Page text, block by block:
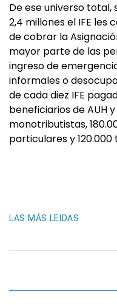
De ese universo total,
2,4 millones el IFE les
de cobrar la
mayor parte de las
ingreso de
informales o
de cada diez IFE
beneficiarios de AUH
monotributistas,
particulares y
LAS MÁS LEIDAS